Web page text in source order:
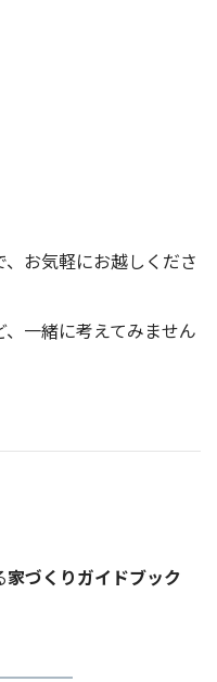
お気軽にお越しくださ
一緒に考えてみません
家づくりガイドブック